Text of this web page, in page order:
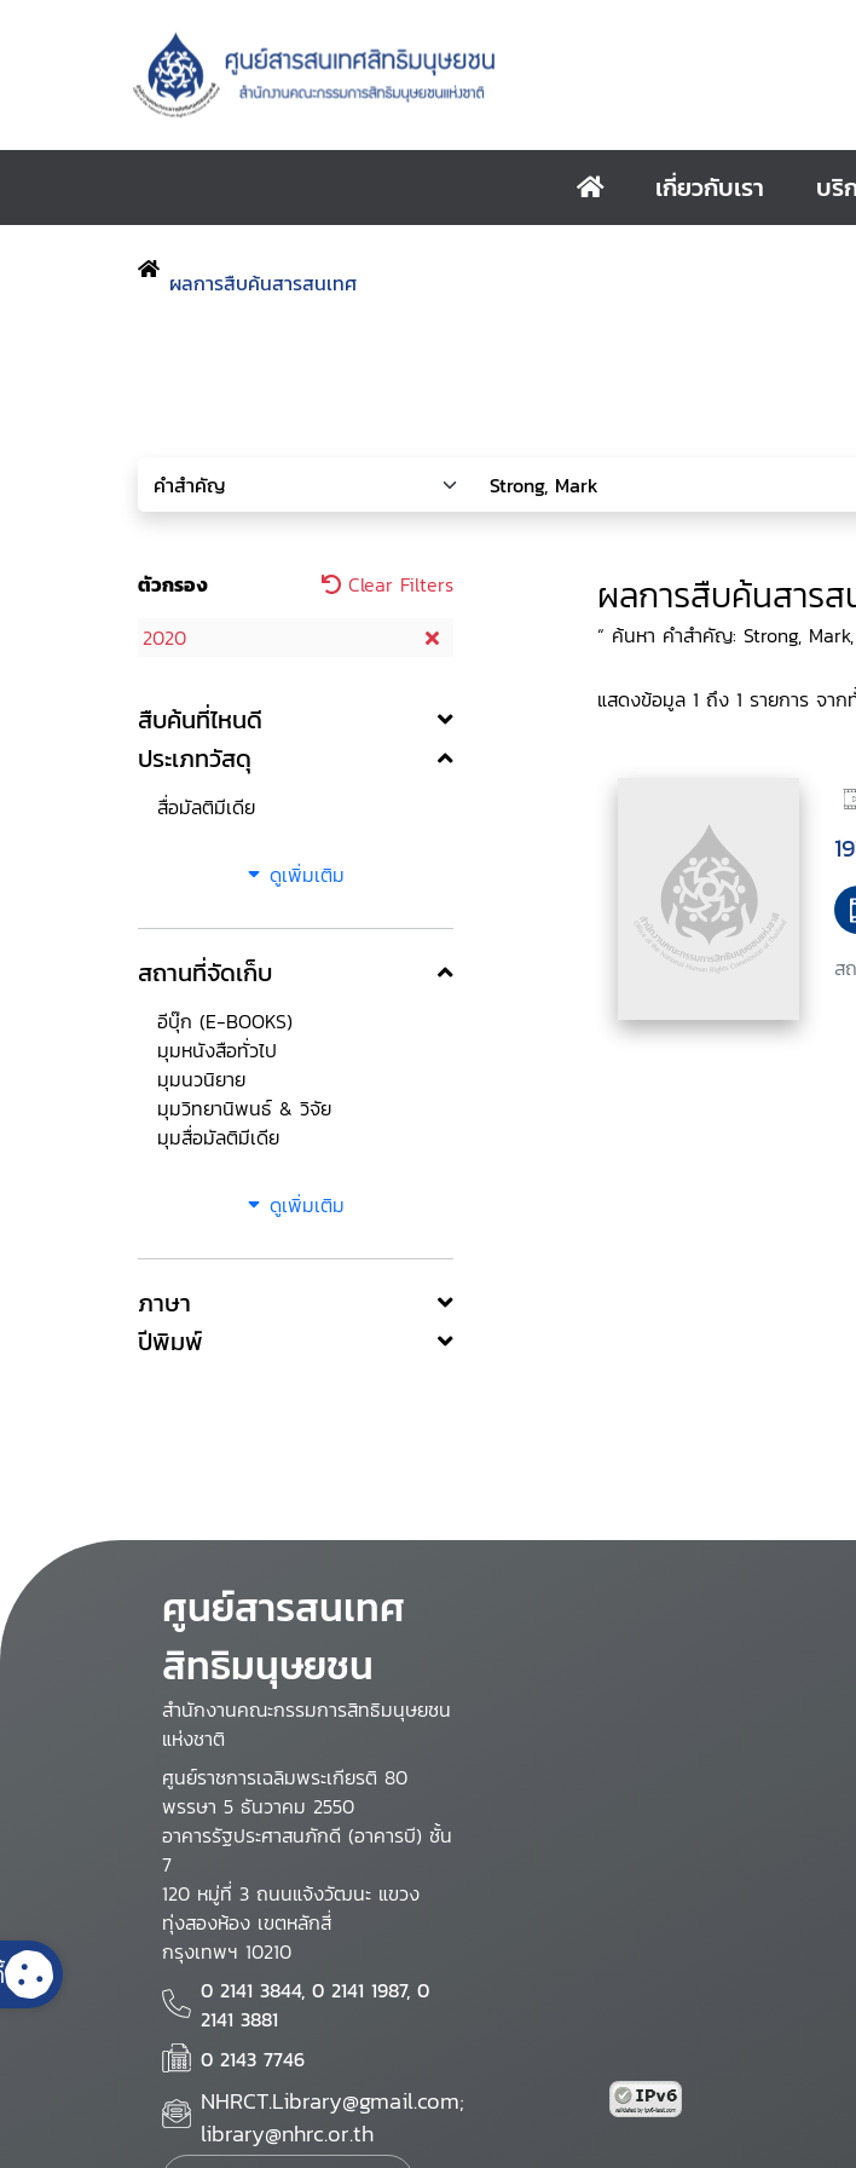
เกี่ยวกับเรา บริ
ผลการสืบค้นสารสนเทศ
ตัวกรอง
Clear Filters
2020
สืบค้นที่ไหนดี
ประเภทวัสดุ
สื่อมัลติมีเดีย
ดูเพิ่มเติม
สถานที่จัดเก็บ
อีบุ๊ก (E-BOOKS)
มุมหนังสือทั่วไป
มุมนวนิยาย
มุมวิทยานิพนธ์ & วิจัย
มุมสื่อมัลติมีเดีย
ดูเพิ่มเติม
ภาษา
ปีพิมพ์
ผลการสืบค้นสารส
“ ค้นหา คำสำคัญ: Strong,
แสดงข้อมูล 1 ถึง 1 รายการ จาก
ส
ศูนย์สารสนเทศ
สิทธิมนุษยชน
สำนักงานคณะกรรมการสิทธิมนุษยชน
แห่งชาติ
ศูนย์ราชการเฉลิมพระเกียรติ 80
พรรษา 5 ธันวาคม 2550
อาคารรัฐประศาสนภักดี (อาคารบี) ชั้น
7
120 หมู่ที่ 3 ถนนแจ้งวัฒนะ แขวง
ทุ่งสองห้อง เขตหลักสี่
กรุงเทพฯ 10210
0 2141 3844, 0 2141 1987, 0
2141 3881
0 2143 7746
NHRCT.Library@gmail.com;
library@nhrc.or.th